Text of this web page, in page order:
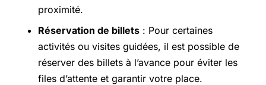
proximité.
Réservation de billets : Pour certaines
activités ou visites guidées, il est possible de
réserver des billets à l’avance pour éviter les
files d’attente et garantir votre place.